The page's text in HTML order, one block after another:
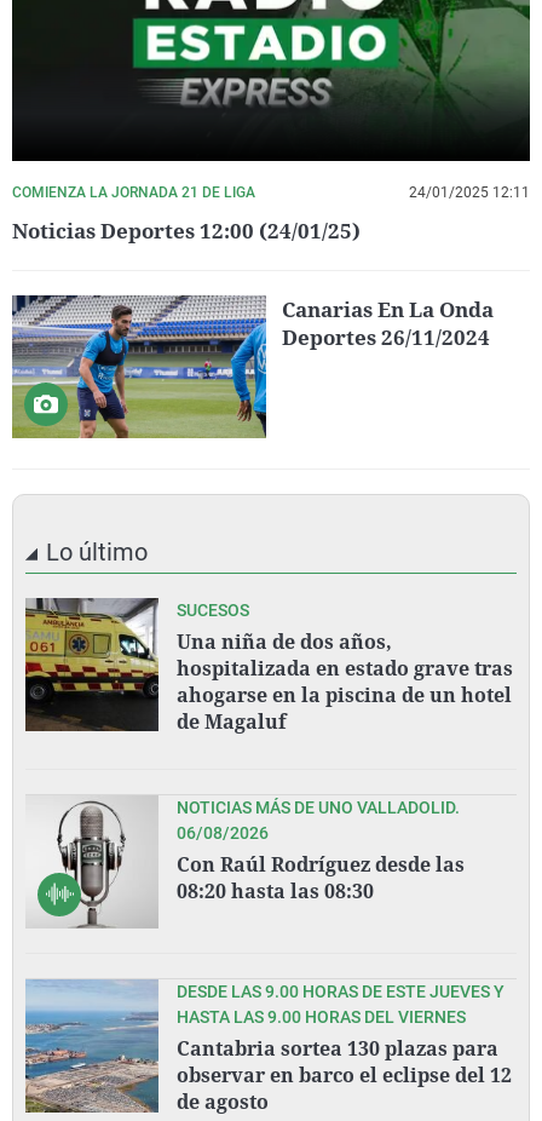
COMIENZA LA JORNADA 21 DE LIGA 24/01/2025 12:11
Noticias Deportes 12:00 (24/01/25)
Canarias En La Onda
Deportes 26/11/2024
Lo último
SUCESOS
Una niña de dos años,
hospitalizada en estado grave tras
ahogarse en la piscina de un hotel
de Magaluf
NOTICIAS MÁS DE UNO VALLADOLID.
06/08/2026
Con Raúl Rodríguez desde las
08:20 hasta las 08:30
DESDE LAS 9.00 HORAS DE ESTE JUEVES Y
HASTA LAS 9.00 HORAS DEL VIERNES
Cantabria sortea 130 plazas para
observar en barco el eclipse del 12
de agosto